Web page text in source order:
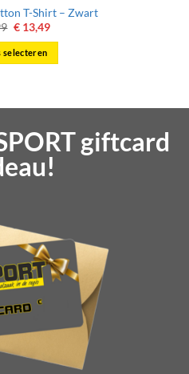
T-Shirt – Zwart
Oorspronkelijke
was:
€ 14,99.
€13,49Huidige
selecteren
variaties.
Deze
optie
productpagina
giftcard